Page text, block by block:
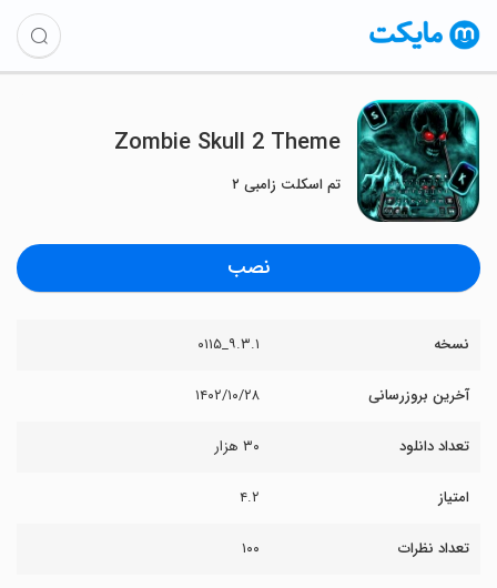
Zombie Skull 2 Theme
تم اسکلت زامبی ۲
نصب
نسخه ۹.۳.۱_۰۱۱۵
آخرین بروزرسانی ۱۴۰۲/۱۰/۲۸
تعداد دانلود ۳۰ هزار
امتیاز ۴.۲
تعداد نظرات ۱۰۰